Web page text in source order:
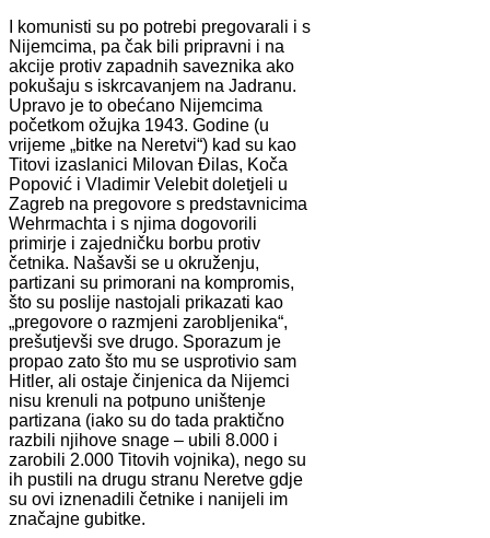
I komunisti su po potrebi pregovarali i s
Nijemcima, pa čak bili pripravni i na
akcije protiv zapadnih saveznika ako
pokušaju s iskrcavanjem na Jadranu.
Upravo je to obećano Nijemcima
početkom ožujka 1943. Godine (u
vrijeme „bitke na Neretvi“) kad su kao
Titovi izaslanici Milovan Đilas, Koča
Popović i Vladimir Velebit doletjeli u
Zagreb na pregovore s predstavnicima
Wehrmachta i s njima dogovorili
primirje i zajedničku borbu protiv
četnika. Našavši se u okruženju,
partizani su primorani na kompromis,
što su poslije nastojali prikazati kao
„pregovore o razmjeni zarobljenika“,
prešutjevši sve drugo. Sporazum je
propao zato što mu se usprotivio sam
Hitler, ali ostaje činjenica da Nijemci
nisu krenuli na potpuno uništenje
partizana (iako su do tada praktično
razbili njihove snage – ubili 8.000 i
zarobili 2.000 Titovih vojnika), nego su
ih pustili na drugu stranu Neretve gdje
su ovi iznenadili četnike i nanijeli im
značajne gubitke.